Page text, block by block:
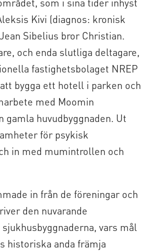
Kivi (diagnos: kronisk
Sibelius bror Christian.
och enda slutliga deltagare,
fastighetsbolaget NREP
bygga ett hotell i parken och
med Moomin
gamla huvudbyggnaden. Ut
för psykisk
in med mumintrollen och
in från de föreningar och
den nuvarande
vars mål
historiska anda främja